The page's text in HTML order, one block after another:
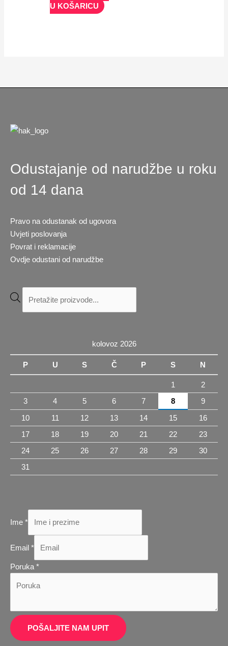
U KOŠARICU
Odustajanje od narudžbe u roku
od 14 dana
Pravo na odustanak od ugovora
Uvjeti poslovanja
Povrat i reklamacije
Ovdje odustani od narudžbe
kolovoz 2026
P U S Č P S N
1
2
3
4 5 6 7 8
9
10
11 12 13 14 15
16
17
18 19 20 21 22
23
24
25 26 27 28 29
30
31
Ime *
Ime
Email *
Poruka *
POŠALJITE NAM UPIT